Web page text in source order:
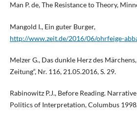
Man P. de, The Resistance to Theory,
Mangold I., Ein guter Burger,
http://www.zeit.de/2016/06/ohrfeige-
Melzer G., Das dunkle Herz des
Zeitung“, Nr. 116, 21.05.2016, S. 29.
Rabinowitz P.J., Before Reading.
Politics of Interpretation, Columbus